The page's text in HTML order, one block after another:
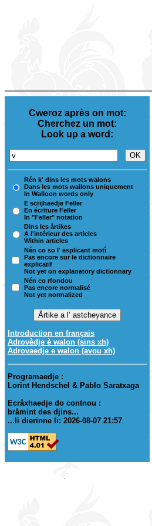
Cweroz après on mot:
Cherchez un mot:
Look up a word:
Rén k' dins les mots walons
Dans les mots wallons uniquement
In Walloon words only
E scrijhaedje Feller
En écriture Feller
In "Feller" notation
Dins les årtikes
A l'intérieur des articles
Within articles
Nén co so l' esplicant motî
Pas encore sur le dictionnaire
explicatif
Not yet on explanatory dictionnary
Nén co rfondou
Pas encore normalisé
Not yet normalized
Introduction en français
Adrovèdje è walon (sins xh)
Adrovaedje e walon (avou xh)
Programaedje :
Lorint Hendschel & Pablo Saratxaga
Ecråxhaedje do contnou :
bråmint des djins...
...li dierinne li: 2026-08-07 21:57